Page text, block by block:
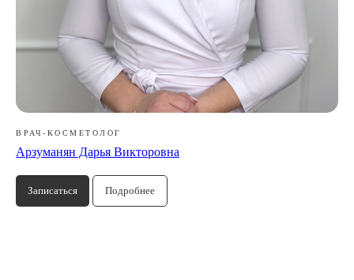
ВРАЧ-КОСМЕТОЛОГ
Арзуманян Дарья Викторовна
Записаться Подробнее